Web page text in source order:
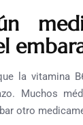
la vitamina
Muchos
otro